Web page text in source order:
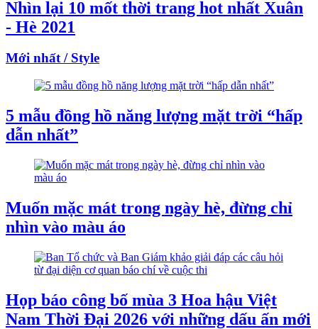
Nhìn lại 10 mốt thời trang hot nhất Xuân
- Hè 2021
Mới nhất / Style
5 mẫu đồng hồ năng lượng mặt trời “hấp
dẫn nhất”
Muốn mặc mát trong ngày hè, đừng chỉ
nhìn vào màu áo
Họp báo công bố mùa 3 Hoa hậu Việt
Nam Thời Đại 2026 với những dấu ấn mới